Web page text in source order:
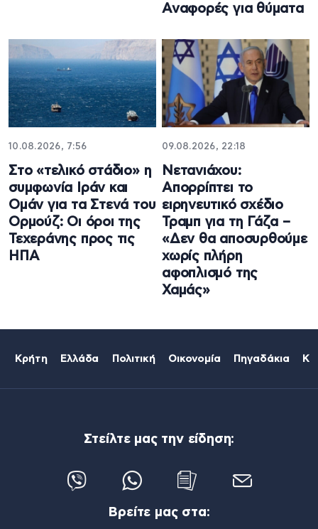
Αναφορές για θύματα
10.08.2026, 7:56
Στο «τελικό στάδιο» η
συμφωνία Ιράν και
Ομάν για τα Στενά του
Ορμούζ: Οι όροι της
Τεχεράνης προς τις
ΗΠΑ
09.08.2026, 22:18
Νετανιάχου:
Απορρίπτει το
ειρηνευτικό σχέδιο
Τραμπ για τη Γάζα –
«Δεν θα αποσυρθούμε
χωρίς πλήρη
αφοπλισμό της
Χαμάς»
Κρήτη Ελλάδα Πολιτική Οικονομία Πηγαδάκια
Στείλτε μας την είδηση:
Βρείτε μας στα: